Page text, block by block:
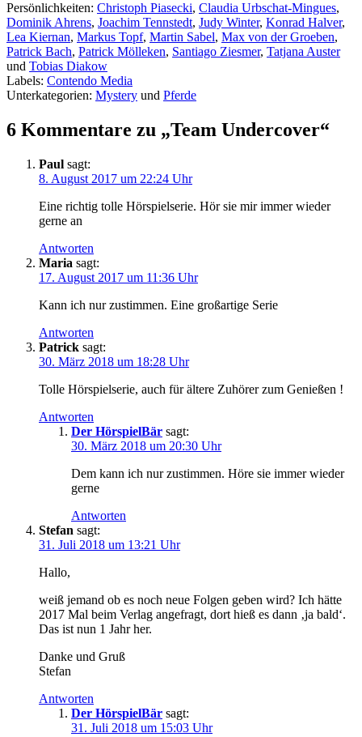
beeindruckenden
Jugendkrimi-
Serien
solltest
Persönlichkeiten: Christoph Piasecki, Claudia Urbschat-Mingues,
Dominik Ahrens, Joachim Tennstedt, Judy Winter, Konrad Halver,
Lea Kiernan, Markus Topf, Martin Sabel, Max von der Groeben,
Patrick Bach, Patrick Mölleken, Santiago Ziesmer, Tatjana Auster
und Tobias Diakow
Labels: Contendo Media
Unterkategorien: Mystery und Pferde
6 Kommentare zu „Team Undercover“
Paul sagt:
8. August 2017 um 22:24 Uhr
Eine richtig tolle Hörspielserie. Hör sie mir immer wieder
gerne an
Antworten
Maria sagt:
17. August 2017 um 11:36 Uhr
Kann ich nur zustimmen. Eine großartige Serie
Antworten
Patrick sagt:
30. März 2018 um 18:28 Uhr
Tolle Hörspielserie, auch für ältere Zuhörer zum Genießen !
Antworten
Der HörspielBär sagt:
30. März 2018 um 20:30 Uhr
Dem kann ich nur zustimmen. Höre sie immer wieder
gerne
Antworten
Stefan sagt:
31. Juli 2018 um 13:21 Uhr
Hallo,
weiß jemand ob es noch neue Folgen geben wird? Ich hätte
2017 Mal beim Verlag angefragt, dort hieß es dann ‚ja bald‘.
Das ist nun 1 Jahr her.
Danke und Gruß
Stefan
Antworten
Der HörspielBär sagt:
31. Juli 2018 um 15:03 Uhr